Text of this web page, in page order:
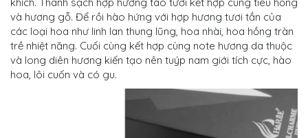
và hương gỗ. Để rồi hào hứng với hợp hương tươi tắn của
các loại hoa như linh lan thung lũng, hoa nhài, hoa hồng tràn
trề nhiệt năng. Cuối cùng kết hợp cùng note hương da thuộc
và long diên hương kiến tạo nên tuýp nam giới tích cực, hào
hoa, lôi cuốn và có gu.